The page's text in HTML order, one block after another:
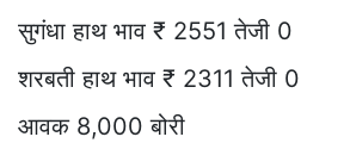
सुगंधा हाथ भाव ₹ 2551 तेजी 0
शरबती हाथ भाव ₹ 2311 तेजी 0
आवक 8,000 बोरी